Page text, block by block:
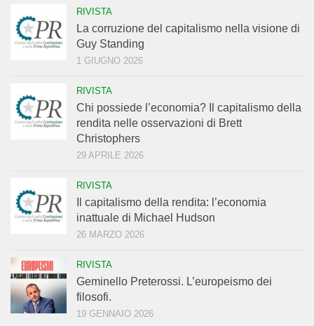
RIVISTA
La corruzione del capitalismo nella visione di
Guy Standing
1 GIUGNO 2026
RIVISTA
Chi possiede l’economia? Il capitalismo della
rendita nelle osservazioni di Brett
Christophers
29 APRILE 2026
RIVISTA
Il capitalismo della rendita: l’economia
inattuale di Michael Hudson
26 MARZO 2026
RIVISTA
Geminello Preterossi. L’europeismo dei
filosofi.
19 GENNAIO 2026